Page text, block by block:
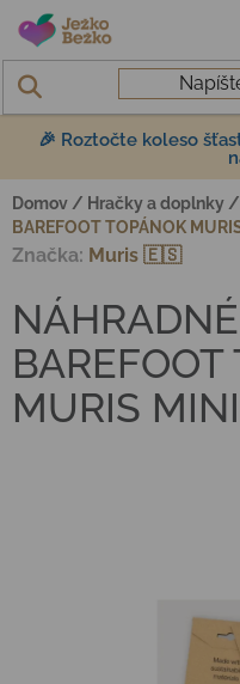
Prejsť na obsah
🎉 Roztočte koleso
Domov / Hračky a doplnky /
BAREFOOT TOPÁNOK
BAREFOOT
MURIS MINI
Značka: Muris 🇪🇸